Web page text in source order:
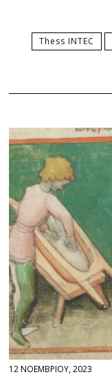
Thess INTEC
12 ΝΟΕΜΒΡΙΟΥ, 2023